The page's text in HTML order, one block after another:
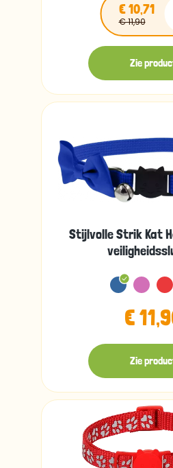
€ 10,71
€ 11,90
Zie
Stijlvolle Strik Kat
€
Zie